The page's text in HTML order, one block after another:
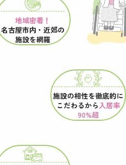
地域密着！
名古屋市内・近郊の
施設を網羅
施設の相性を徹底的に
こだわるから 入居率
90%超